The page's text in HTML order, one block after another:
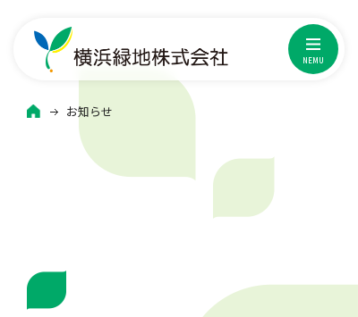
横浜緑地株式
NEMU
HOMEお知らせ